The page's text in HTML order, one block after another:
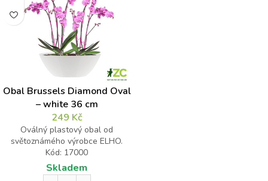
Obal Brussels Diamond Oval
– white 36 cm
249 Kč
Oválný plastový obal od
světoznámého výrobce ELHO.
Kód: 17000
Skladem